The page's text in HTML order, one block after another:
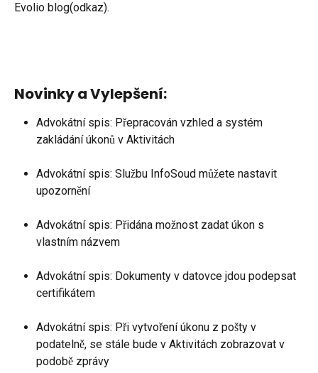
Evolio blog(odkaz).
Novinky a Vylepšení:
Advokátní spis: Přepracován vzhled a systém
zakládání úkonů v Aktivitách
Advokátní spis: Službu InfoSoud můžete nastavit
upozornění
Advokátní spis: Přidána možnost zadat úkon s
vlastním názvem
Advokátní spis: Dokumenty v datovce jdou podepsat
certifikátem
Advokátní spis: Při vytvoření úkonu z pošty v
podatelně, se stále bude v Aktivitách zobrazovat v
podobě zprávy